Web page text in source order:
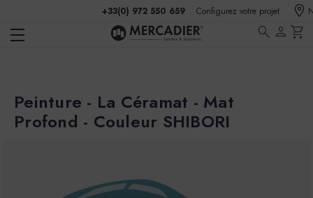
+33(0) 972 550 659 Configurez votre projet
search person shopping_cart
Peinture - La Céramat - Mat
Profond - Couleur SHIBORI